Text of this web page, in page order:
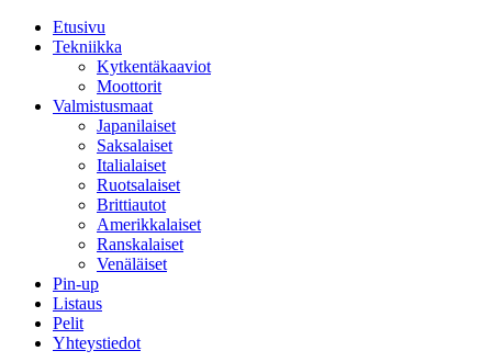
Etusivu
Tekniikka
Kytkentäkaaviot
Moottorit
Valmistusmaat
Japanilaiset
Saksalaiset
Italialaiset
Ruotsalaiset
Brittiautot
Amerikkalaiset
Ranskalaiset
Venäläiset
Pin-up
Listaus
Pelit
Yhteystiedot